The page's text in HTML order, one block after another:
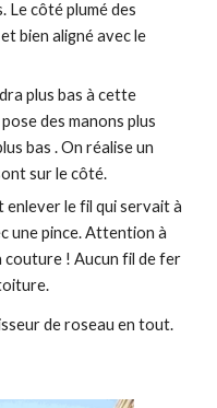
Le côté plumé des
bien aligné avec le
plus bas à cette
des manons plus
bas . On réalise un
sur le côté.
enlever le fil qui servait à
une pince. Attention à
couture ! Aucun fil de fer
de roseau en tout.